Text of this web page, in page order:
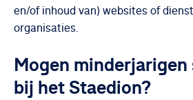
en/of inhoud van) websites of
organisaties.
Mogen
bij het Staedion?